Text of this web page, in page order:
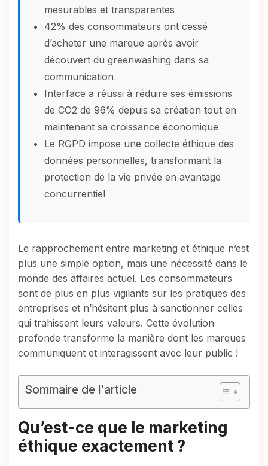
mesurables et transparentes
42% des consommateurs ont cessé
d’acheter une marque après avoir
découvert du greenwashing dans sa
communication
Interface a réussi à réduire ses émissions
de CO2 de 96% depuis sa création tout en
maintenant sa croissance économique
Le RGPD impose une collecte éthique des
données personnelles, transformant la
protection de la vie privée en avantage
concurrentiel
Le rapprochement entre marketing et éthique n’est
plus une simple option, mais une nécessité dans le
monde des affaires actuel. Les consommateurs
sont de plus en plus vigilants sur les pratiques des
entreprises et n’hésitent plus à sanctionner celles
qui trahissent leurs valeurs. Cette évolution
profonde transforme la manière dont les marques
communiquent et interagissent avec leur public !
Sommaire de l'article
Qu’est-ce que le marketing
éthique exactement ?